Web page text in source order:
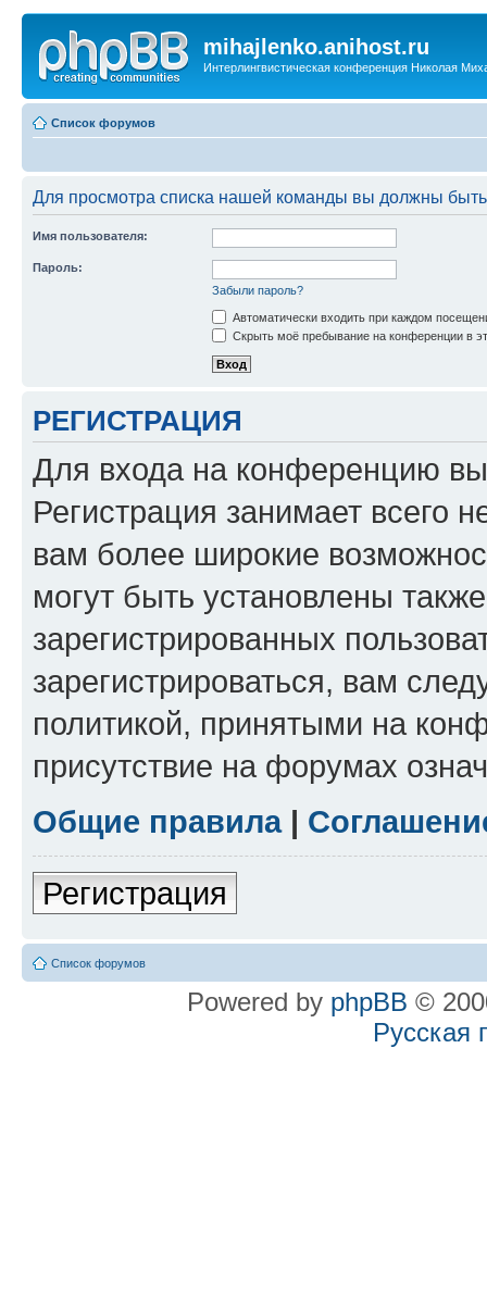
mihajlenko.anihost.ru
Интерлингвистическая конференция Николая
Список форумов
Для просмотра списка нашей команды вы должны
Имя пользователя:
Пароль:
Забыли пароль?
Автоматически входить при каждом
Скрыть моё пребывание на конференции в
РЕГИСТРАЦИЯ
Для входа на конференцию
Регистрация занимает всего
вам более широкие
могут быть установлены
зарегистрированных
зарегистрироваться, вам
политикой, принятыми на
присутствие на форумах
Общие правила|
Регистрация
Список форумов
Powered by phpBB ©
Русская